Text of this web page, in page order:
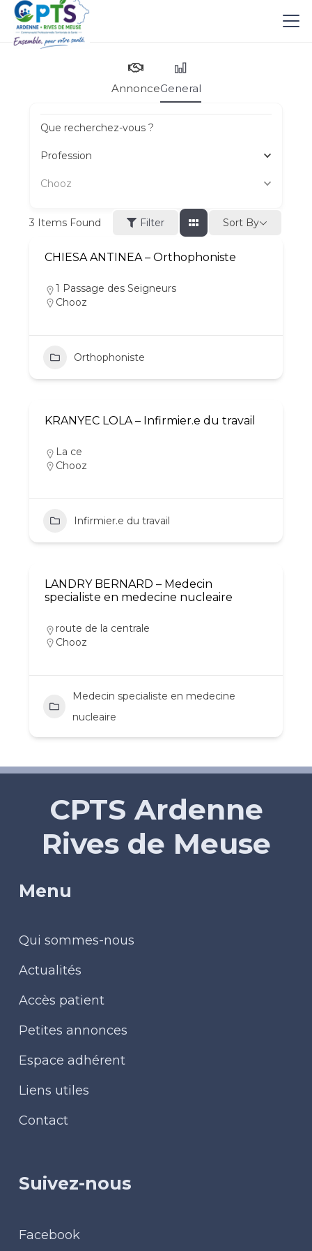
AnnonceGeneral
Que recherchez-vous ?
Profession
Chooz
3 Items Found Filter Sort By
CHIESA ANTINEA – Orthophoniste
1 Passage des Seigneurs
Chooz
Orthophoniste
KRANYEC LOLA – Infirmier.e du travail
La ce
Chooz
Infirmier.e du travail
LANDRY BERNARD – Medecin
specialiste en medecine nucleaire
route de la centrale
Chooz
Medecin specialiste en medecine
nucleaire
CPTS Ardenne
Rives de Meuse
Menu
Qui sommes-nous
Actualités
Accès patient
Petites annonces
Espace adhérent
Liens utiles
Contact
Suivez-nous
Facebook